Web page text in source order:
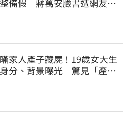
整備假 蔣萬安臉書遭網友灌
瞞家人產子藏屍！19歲女大生
身分、背景曝光 驚見「產檢